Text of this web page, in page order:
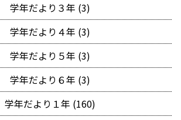
学年だより３年 (3)
学年だより４年 (3)
学年だより５年 (3)
学年だより６年 (3)
学年だより１年 (160)